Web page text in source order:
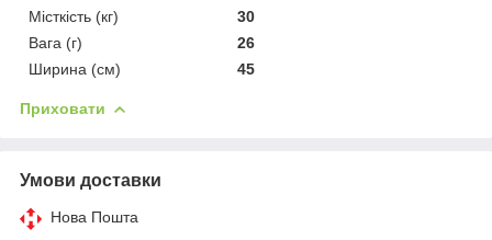
Місткість (кг)
30
Вага (г)
26
Ширина (см)
45
Приховати
Умови доставки
Нова Пошта